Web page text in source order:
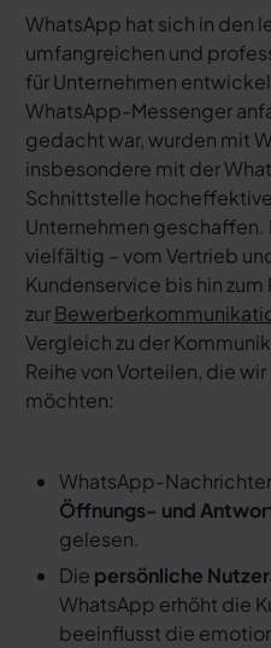
WhatsApp hat sich in den
umfangreichen und
für Unternehmen
WhatsApp-Messenger
gedacht war, wurden mit
insbesondere mit der
Schnittstelle
Unternehmen
vielfältig – vom Vertrieb
Kundenservice bis hin
zur
Vergleich zu der
Reihe von Vorteilen, die
möchten:
WhatsApp-
Öffnungs- und
gelesen.
Die persönliche
WhatsApp erhöht die
beeinflusst die